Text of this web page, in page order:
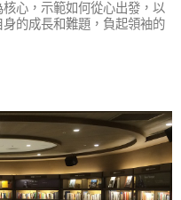
心，示範如何從心出發，以
的成長和難題，負起領袖的